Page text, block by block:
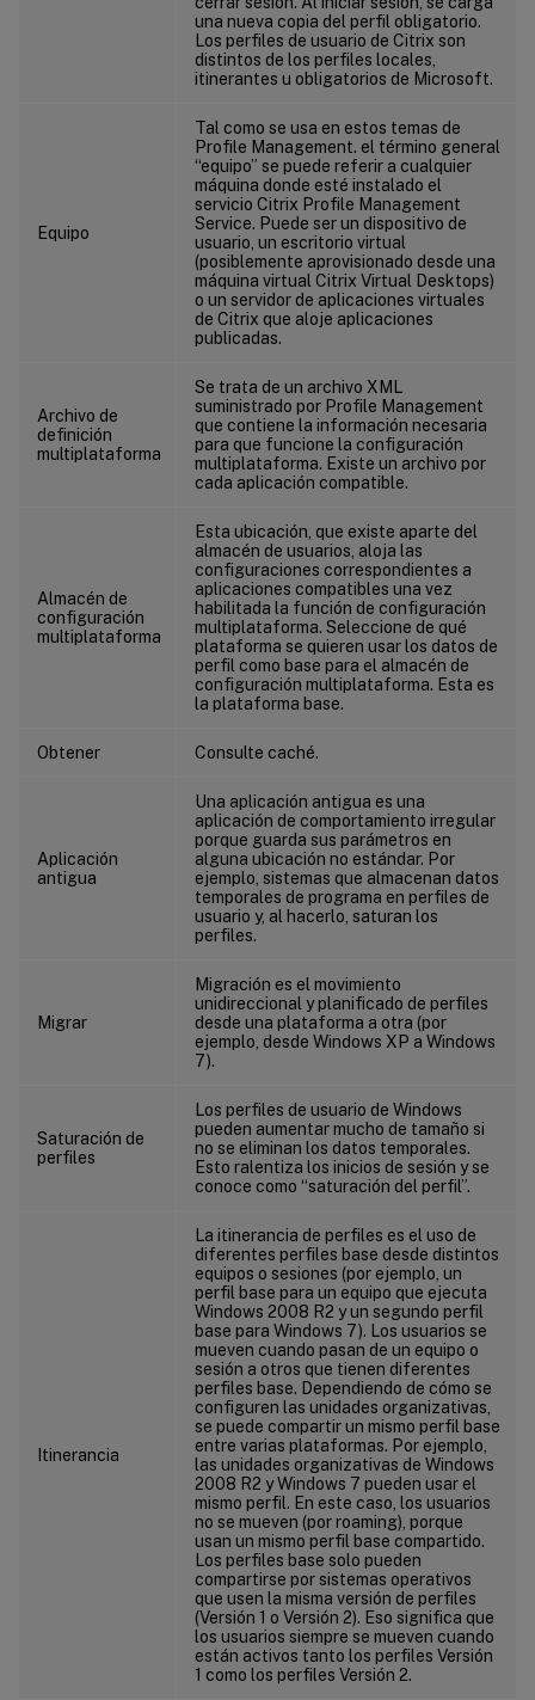
una nueva copia del perfil obligatorio.
Los perfiles de usuario de Citrix son
distintos de los perfiles locales,
itinerantes u obligatorios de Microsoft.
Equipo
Tal como se usa en estos temas de
Profile Management. el término general
“equipo” se puede referir a cualquier
máquina donde esté instalado el
servicio Citrix Profile Management
Service. Puede ser un dispositivo de
usuario, un escritorio virtual
(posiblemente aprovisionado desde una
máquina virtual Citrix Virtual Desktops)
o un servidor de aplicaciones virtuales
de Citrix que aloje aplicaciones
publicadas.
Archivo de
definición
multiplataforma
Se trata de un archivo XML
suministrado por Profile Management
que contiene la información necesaria
para que funcione la configuración
multiplataforma. Existe un archivo por
cada aplicación compatible.
Almacén de
configuración
multiplataforma
Esta ubicación, que existe aparte del
almacén de usuarios, aloja las
configuraciones correspondientes a
aplicaciones compatibles una vez
habilitada la función de configuración
multiplataforma. Seleccione de qué
plataforma se quieren usar los datos de
perfil como base para el almacén de
configuración multiplataforma. Esta es
la plataforma base.
Obtener Consulte caché.
Aplicación
antigua
Una aplicación antigua es una
aplicación de comportamiento irregular
porque guarda sus parámetros en
alguna ubicación no estándar. Por
ejemplo, sistemas que almacenan datos
temporales de programa en perfiles de
usuario y, al hacerlo, saturan los
perfiles.
Migrar
Migración es el movimiento
unidireccional y planificado de perfiles
desde una plataforma a otra (por
ejemplo, desde Windows XP a Windows
7).
Saturación de
perfiles
Los perfiles de usuario de Windows
pueden aumentar mucho de tamaño si
no se eliminan los datos temporales.
Esto ralentiza los inicios de sesión y se
conoce como “saturación del perfil”.
Itinerancia
La itinerancia de perfiles es el uso de
diferentes perfiles base desde distintos
equipos o sesiones (por ejemplo, un
perfil base para un equipo que ejecuta
Windows 2008 R2 y un segundo perfil
base para Windows 7). Los usuarios se
mueven cuando pasan de un equipo o
sesión a otros que tienen diferentes
perfiles base. Dependiendo de cómo se
configuren las unidades organizativas,
se puede compartir un mismo perfil base
entre varias plataformas. Por ejemplo,
las unidades organizativas de Windows
2008 R2 y Windows 7 pueden usar el
mismo perfil. En este caso, los usuarios
no se mueven (por roaming), porque
usan un mismo perfil base compartido.
Los perfiles base solo pueden
compartirse por sistemas operativos
que usen la misma versión de perfiles
(Versión 1 o Versión 2). Eso significa que
los usuarios siempre se mueven cuando
están activos tanto los perfiles Versión
1 como los perfiles Versión 2.